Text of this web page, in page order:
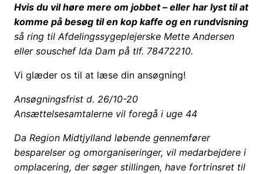
Hvis du vil høre mere om jobbet – eller har lyst til at
komme på besøg til en kop kaffe og en rundvisning
så ring til Afdelingssygeplejerske Mette Andersen
eller souschef Ida Dam på tlf. 78472210.
Vi glæder os til at læse din ansøgning!
Ansøgningsfrist d. 26/10-20
Ansættelsesamtalerne vil foregå i uge 44
Da Region Midtjylland løbende gennemfører
besparelser og omorganiseringer, vil medarbejdere i
omplacering, der søger stillingen, have fortrinsret til